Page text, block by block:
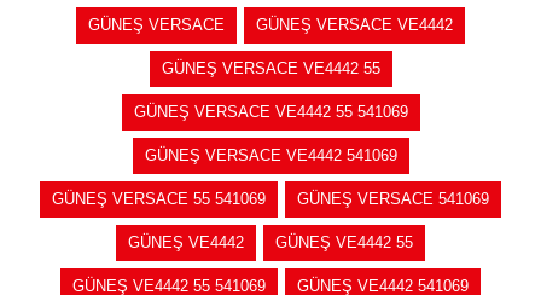
GÜNEŞ VERSACE GÜNEŞ VERSACE VE4442
GÜNEŞ VERSACE VE4442 55
GÜNEŞ VERSACE VE4442 55 541069
GÜNEŞ VERSACE VE4442 541069
GÜNEŞ VERSACE 55 541069 GÜNEŞ VERSACE 541069
GÜNEŞ VE4442 GÜNEŞ VE4442 55
GÜNEŞ VE4442 55 541069 GÜNEŞ VE4442 541069